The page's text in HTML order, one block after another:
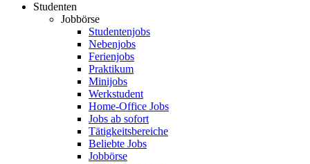
Studenten
Jobbörse
Studentenjobs
Nebenjobs
Ferienjobs
Praktikum
Minijobs
Werkstudent
Home-Office Jobs
Jobs ab sofort
Tätigkeitsbereiche
Beliebte Jobs
Jobbörse